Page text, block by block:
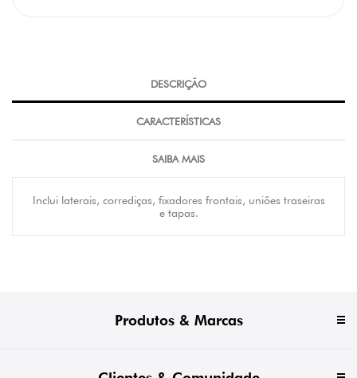
DESCRIÇÃO
CARACTERÍSTICAS
SAIBA MAIS
Inclui laterais, corrediças, fixadores frontais, uniões traseiras
e tapas.
Produtos & Marcas